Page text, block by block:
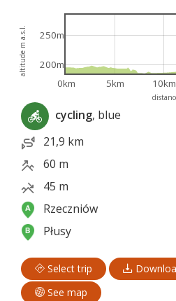
altitude m a.s.l.
0km 5km 10km
200m
250m
cycling, blue
21,9 km
60 m
45 m
Rzeczniów
Płusy
Select trip
See map